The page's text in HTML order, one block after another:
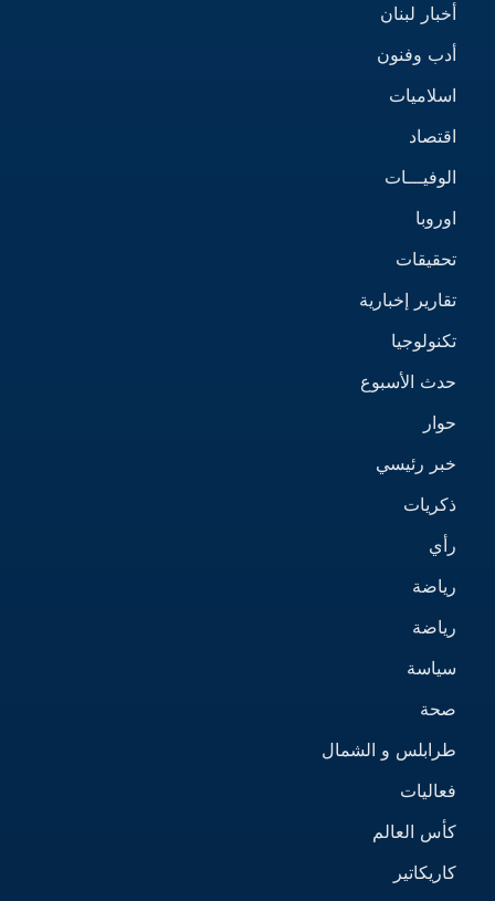
أخبار لبنان
أدب وفنون
اسلاميات
اقتصاد
الوفيـــات
اوروبا
تحقيقات
تقارير إخبارية
تكنولوجيا
حدث الأسبوع
حوار
خبر رئيسي
ذكريات
رأي
رياضة
رياضة
سياسة
صحة
طرابلس و الشمال
فعاليات
كأس العالم
كاريكاتير